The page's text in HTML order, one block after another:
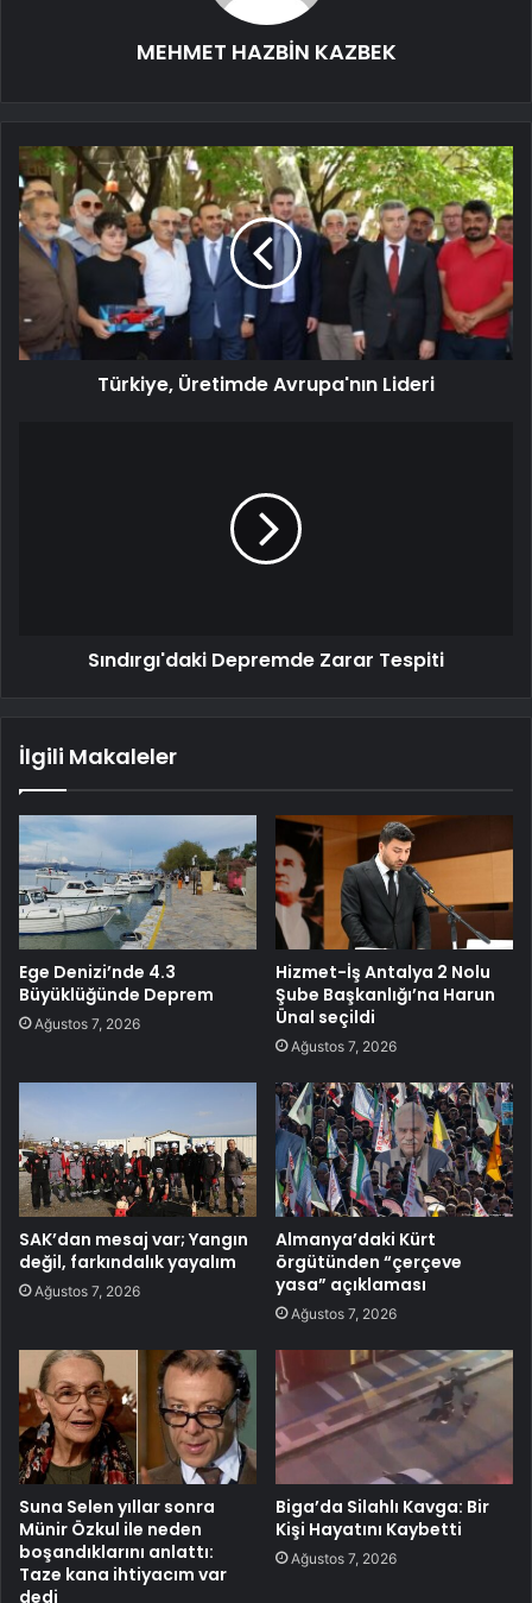
MEHMET HAZBİN KAZBEK
Türkiye, Üretimde Avrupa'nın Lideri
Sındırgı'daki Depremde Zarar Tespiti
İlgili Makaleler
Ege Denizi’nde 4.3
Büyüklüğünde Deprem
Ağustos 7, 2026
Hizmet-İş Antalya 2 Nolu
Şube Başkanlığı’na Harun
Ünal seçildi
Ağustos 7, 2026
SAK’dan mesaj var; Yangın
değil, farkındalık yayalım
Ağustos 7, 2026
Almanya’daki Kürt
örgütünden “çerçeve
yasa” açıklaması
Ağustos 7, 2026
Suna Selen yıllar sonra
Münir Özkul ile neden
boşandıklarını anlattı:
Taze kana ihtiyacım var
dedi
Biga’da Silahlı Kavga: Bir
Kişi Hayatını Kaybetti
Ağustos 7, 2026